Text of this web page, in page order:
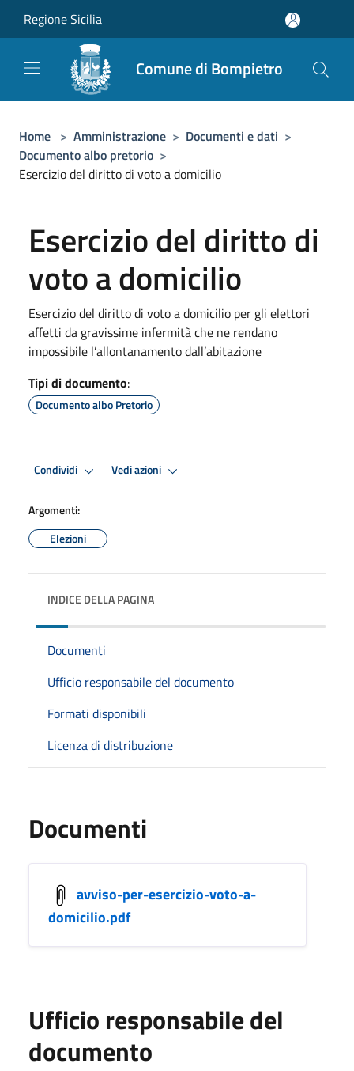
Regione Sicilia
Comune di Bompietro
Home > Amministrazione > Documenti e dati >
Documento albo pretorio >
Esercizio del diritto di voto a domicilio
Esercizio del diritto di
voto a domicilio
Esercizio del diritto di voto a domicilio per gli elettori
affetti da gravissime infermità che ne rendano
impossibile l’allontanamento dall’abitazione
Tipi di documento:
Documento albo Pretorio
Condividi Vedi azioni
Argomenti:
Elezioni
INDICE DELLA PAGINA
Documenti
Ufficio responsabile del documento
Formati disponibili
Licenza di distribuzione
Documenti
avviso-per-esercizio-voto-a-
domicilio.pdf
Ufficio responsabile del
documento